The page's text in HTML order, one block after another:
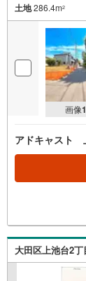
土地286.4m2
画像
アドキャスト
大田区上池台2丁